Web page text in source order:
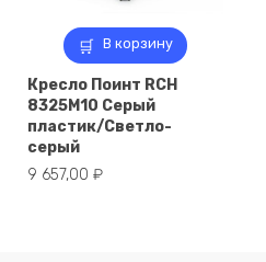
В корзину
Кресло Поинт RCH
8325M10 Серый
пластик/Светло-
серый
9 657,00 ₽